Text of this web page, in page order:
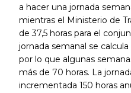
a hacer una jornada
mientras el Ministerio de
de 37,5 horas para el
jornada semanal se
por lo que algunas
más de 70 horas. La
incrementada 150 horas